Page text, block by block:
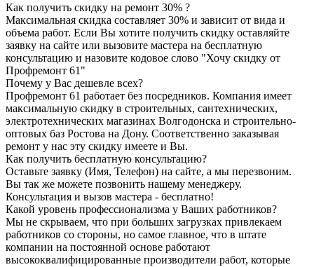
Как получить скидку на ремонт 30% ?
Максимальная скидка составляет 30% и зависит от вида и
объема работ. Если Вы хотите получить скидку оставляйте
заявку на сайте или вызовите мастера на бесплатную
консультацию и назовите кодовое слово "Хочу скидку от
Профремонт 61"
Почему у Вас дешевле всех?
Профремонт 61 работает без посредников. Компания имеет
максимальную скидку в строительных, сантехнических,
электротехнических магазинах Волгодонска и строительно-
оптовых баз Ростова на Дону. Соответственно заказывая
ремонт у нас эту скидку имеете и Вы.
Как получить бесплатную консультацию?
Оставьте заявку (Имя, Телефон) на сайте, а мы перезвоним.
Вы так же можете позвонить нашему менеджеру.
Консультация и вызов мастера - бесплатно!
Какой уровень профессионализма у Ваших работников?
Мы не скрываем, что при больших загрузках привлекаем
работников со стороны, но самое главное, что в штате
компании на постоянной основе работают
высококвалифицированные производители работ, которые